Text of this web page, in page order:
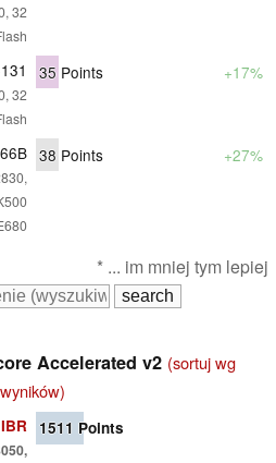
32
32
35 Points +17%
38 Points +27%
* ... im mniej tym lepiej
Accelerated v2 (sortuj wg
wyników)
1511 Points